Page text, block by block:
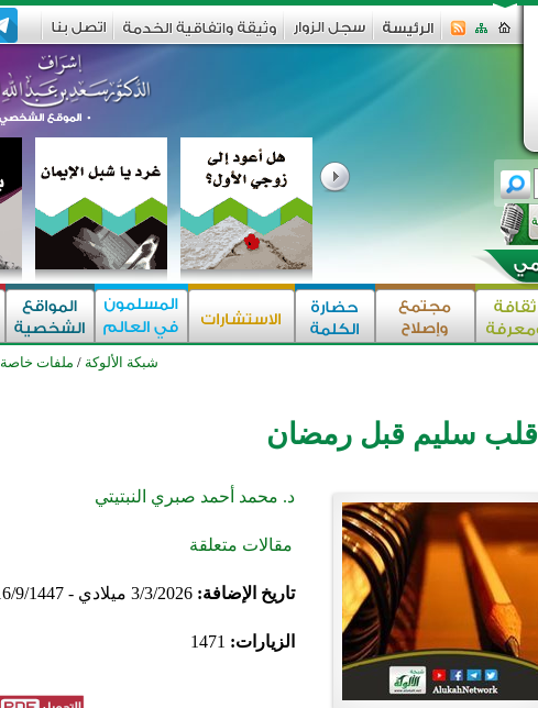
شبكة الألوكة / ملفات خاصة
قلب سليم قبل رمضان
د. محمد أحمد صبري النبتيتي
مقالات متعلقة
تاريخ الإضافة:3/3/2026 ميلادي - 16/9/1447 هجري
الزيارات: 1471